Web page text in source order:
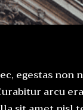
egestas non
arcu